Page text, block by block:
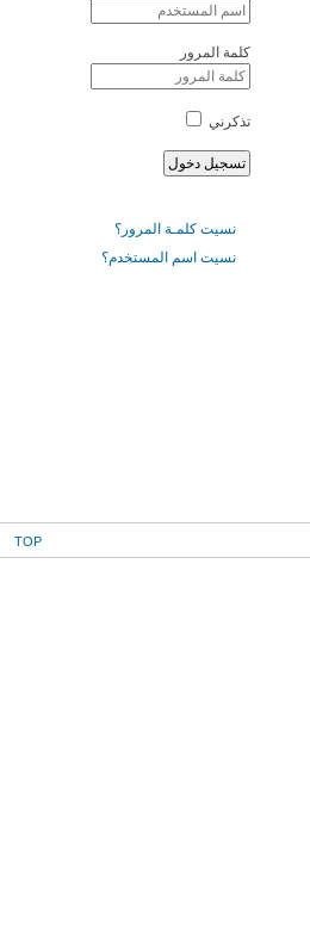
كلمة المرور
تذكرني
نسيت كلمـة المرور؟
نسيت اسم المستخدم؟
TOP